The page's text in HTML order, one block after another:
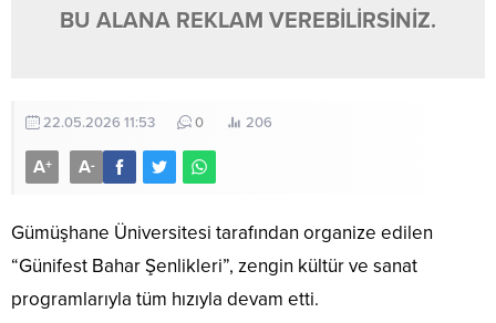
BU ALANA REKLAM VEREBİLİRSİNİZ.
22.05.2026 11:53 0 206
A+ A-
Gümüşhane Üniversitesi tarafından organize edilen
“Günifest Bahar Şenlikleri”, zengin kültür ve sanat
programlarıyla tüm hızıyla devam etti.